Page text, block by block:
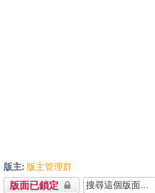
版主: 版主管理群
版面已鎖定